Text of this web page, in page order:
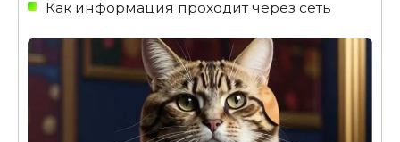
Как информация проходит через сеть